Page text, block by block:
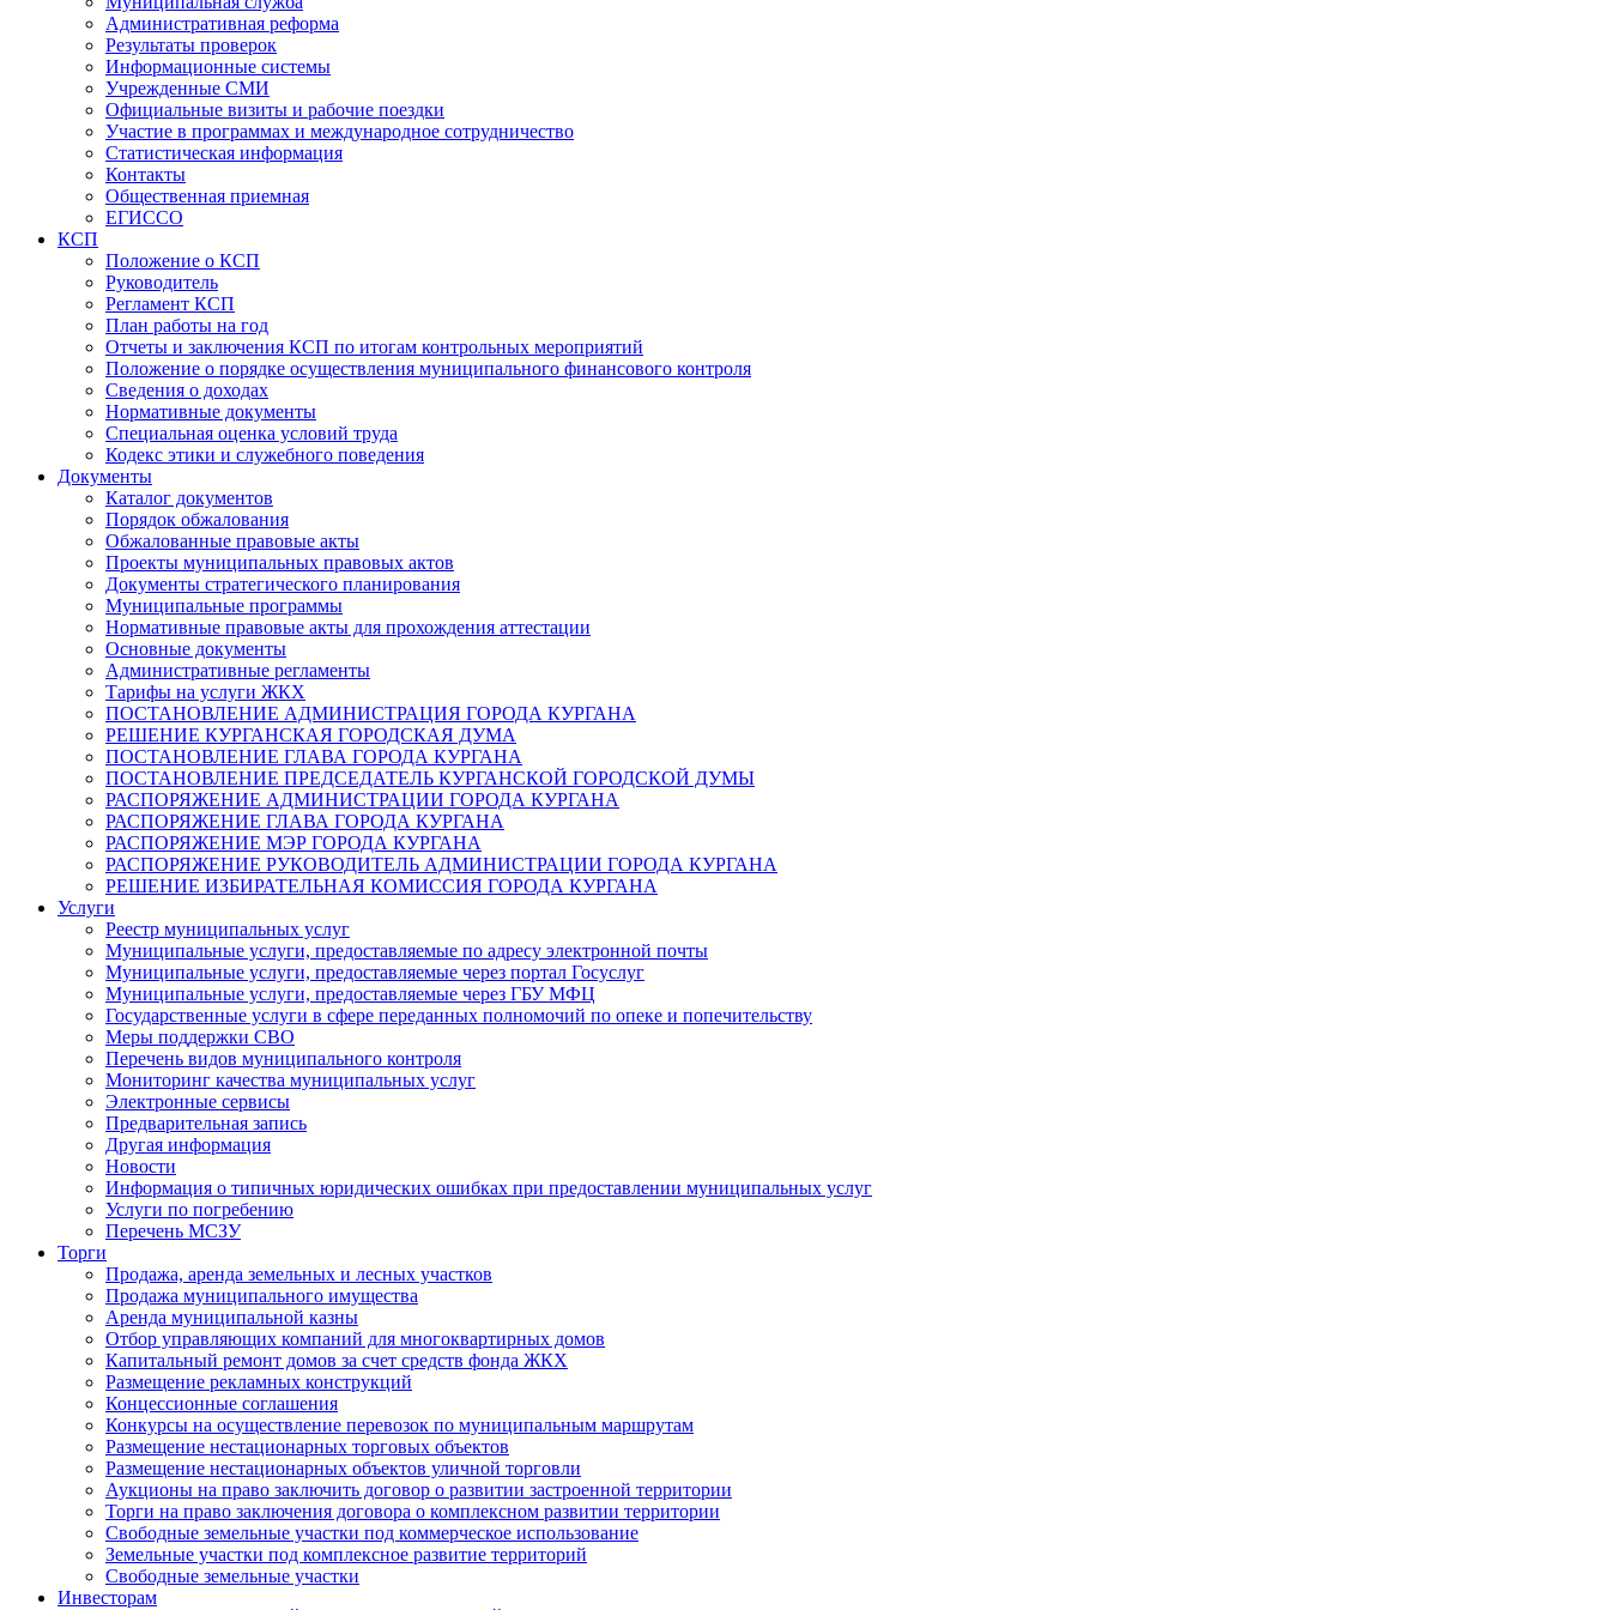
Административная реформа
Результаты проверок
Информационные системы
Учрежденные СМИ
Официальные визиты и рабочие поездки
Участие в программах и международное сотрудничество
Статистическая информация
Контакты
Общественная приемная
ЕГИССО
КСП
Положение о КСП
Руководитель
Регламент КСП
План работы на год
Отчеты и заключения КСП по итогам контрольных мероприятий
Положение о порядке осуществления муниципального финансового контроля
Сведения о доходах
Нормативные документы
Специальная оценка условий труда
Кодекс этики и служебного поведения
Документы
Каталог документов
Порядок обжалования
Обжалованные правовые акты
Проекты муниципальных правовых актов
Документы стратегического планирования
Муниципальные программы
Нормативные правовые акты для прохождения аттестации
Основные документы
Административные регламенты
Тарифы на услуги ЖКХ
ПОСТАНОВЛЕНИЕ АДМИНИСТРАЦИЯ ГОРОДА КУРГАНА
РЕШЕНИЕ КУРГАНСКАЯ ГОРОДСКАЯ ДУМА
ПОСТАНОВЛЕНИЕ ГЛАВА ГОРОДА КУРГАНА
ПОСТАНОВЛЕНИЕ ПРЕДСЕДАТЕЛЬ КУРГАНСКОЙ ГОРОДСКОЙ ДУМЫ
РАСПОРЯЖЕНИЕ АДМИНИСТРАЦИИ ГОРОДА КУРГАНА
РАСПОРЯЖЕНИЕ ГЛАВА ГОРОДА КУРГАНА
РАСПОРЯЖЕНИЕ МЭР ГОРОДА КУРГАНА
РАСПОРЯЖЕНИЕ РУКОВОДИТЕЛЬ АДМИНИСТРАЦИИ ГОРОДА КУРГАНА
РЕШЕНИЕ ИЗБИРАТЕЛЬНАЯ КОМИССИЯ ГОРОДА КУРГАНА
Услуги
Реестр муниципальных услуг
Муниципальные услуги, предоставляемые по адресу электронной почты
Муниципальные услуги, предоставляемые через портал Госуслуг
Муниципальные услуги, предоставляемые через ГБУ МФЦ
Государственные услуги в сфере переданных полномочий по опеке и попечительству
Меры поддержки СВО
Перечень видов муниципального контроля
Мониторинг качества муниципальных услуг
Электронные сервисы
Предварительная запись
Другая информация
Новости
Информация о типичных юридических ошибках при предоставлении муниципальных услуг
Услуги по погребению
Перечень МСЗУ
Торги
Продажа, аренда земельных и лесных участков
Продажа муниципального имущества
Аренда муниципальной казны
Отбор управляющих компаний для многоквартирных домов
Капитальный ремонт домов за счет средств фонда ЖКХ
Размещение рекламных конструкций
Концессионные соглашения
Конкурсы на осуществление перевозок по муниципальным маршрутам
Размещение нестационарных торговых объектов
Размещение нестационарных объектов уличной торговли
Аукционы на право заключить договор о развитии застроенной территории
Торги на право заключения договора о комплексном развитии территории
Свободные земельные участки под коммерческое использование
Земельные участки под комплексное развитие территорий
Свободные земельные участки
Инвесторам